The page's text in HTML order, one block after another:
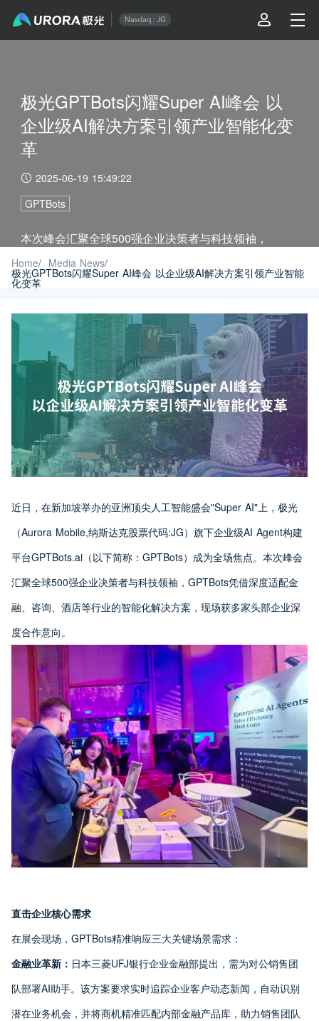
极光GPTBots闪耀Super AI峰会 以
企业级AI解决方案引领产业智能化变
革
2025-06-19 15:49:22
GPTBots
本次峰会汇聚全球500强企业决策者与科技领袖，
GPTBots凭借深度适配金融、咨询、酒店等行业的智能
化解决方案，现场获多家头部企业深度合作意向。
Home/ Media News/
极光GPTBots闪耀Super AI峰会 以企业级AI解决方案引领产业智能
化变革
近日，在新加坡举办的亚洲顶尖人工智能盛会"Super AI"上，极光
（Aurora Mobile,纳斯达克股票代码:JG）旗下企业级AI Agent构建
平台GPTBots.ai（以下简称：GPTBots）成为全场焦点。本次峰会
汇聚全球500强企业决策者与科技领袖，GPTBots凭借深度适配金
融、咨询、酒店等行业的智能化解决方案，现场获多家头部企业深
度合作意向。
直击企业核心需求
在展会现场，GPTBots精准响应三大关键场景需求：
金融业革新： 日本三菱UFJ银行企业金融部提出，需为对公销售团
队部署AI助手。该方案要求实时追踪企业客户动态新闻，自动识别
潜在业务机会，并将商机精准匹配内部金融产品库，助力销售团队